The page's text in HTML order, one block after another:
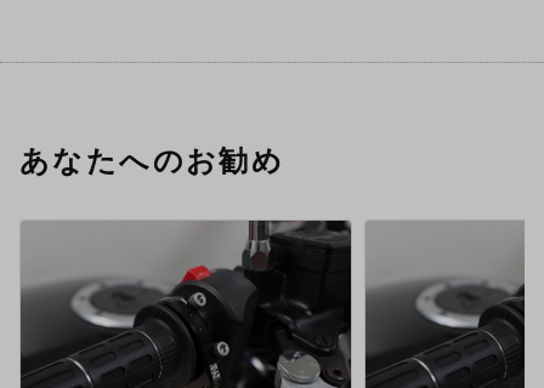
あなたへのお勧め